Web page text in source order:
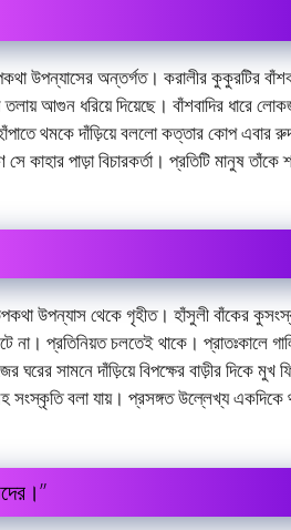
উপন্যাসের অন্তর্গত। করালীর কুকুরটির
আগুন ধরিয়ে দিয়েছে। বাঁশবাদির ধারে
থমকে দাঁড়িয়ে বললাে কত্তার কোপ এবার
কাহার পাড়া বিচারকর্তা। প্রতিটি মানুষ
উপন্যাস থেকে গৃহীত। হাঁসুলী বাঁকের
প্রতিনিয়ত চলতেই থাকে। প্রাতঃকালে
ঘরের সামনে দাঁড়িয়ে বিপক্ষের বাড়ীর দিকে
বলা যায়। প্রসঙ্গত উল্লেখ্য একদিকে